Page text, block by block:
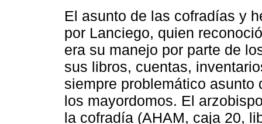
El asunto de las cofradías y
por Lanciego, quien
era su manejo por parte de
sus libros, cuentas,
siempre problemático
los mayordomos. El
la cofradía (AHAM, caja 20,